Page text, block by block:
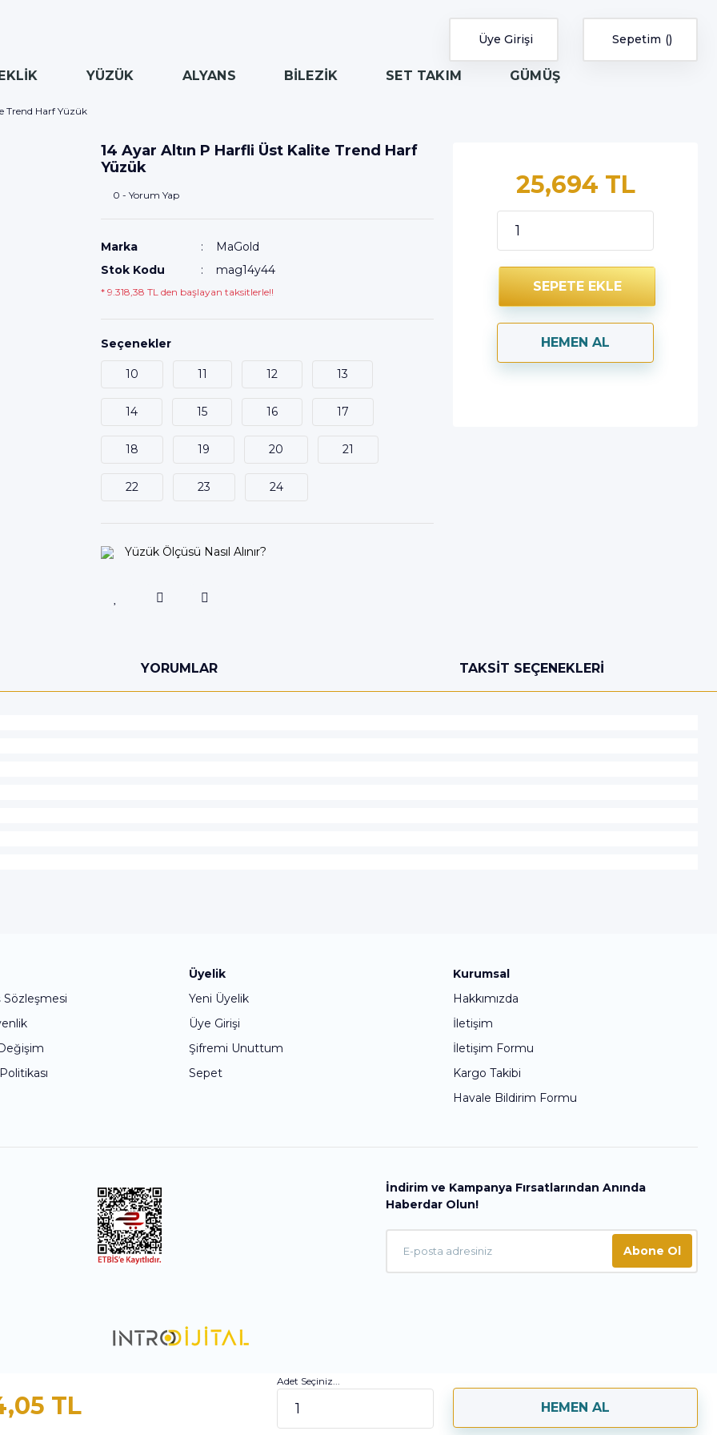
Üye Girişi Sepetim
YÜZÜK ALYANS BİLEZİK SET TAKIM GÜMÜŞ
Trend Harf Yüzük
14 Ayar Altın P Harfli Üst Kalite Trend Harf
Yüzük
0 - Yorum Yap
Marka
MaGold
Stok Kodu
mag14y44
* 9.318,38 TL den başlayan taksitlerle!!
Seçenekler
10 11 12 13
14 15 16 17
18 19 20 21
22 23 24
Yüzük Ölçüsü Nasıl Alınır?
25,694 TL
SEPETE EKLE
HEMEN AL
YORUMLAR TAKSIT SEÇENEKLERI
Yorum Yaz
TL
Adet Seçiniz...
HEMEN AL
Sözleşmesi
Üyelik
Yeni Üyelik
Üye Girişi
Şifremi Unuttum
Sepet
Kurumsal
Hakkımızda
İletişim
İletişim Formu
Kargo Takibi
Havale Bildirim Formu
İndirim ve Kampanya Fırsatlarından Anında
Haberdar Olun!
Abone Ol